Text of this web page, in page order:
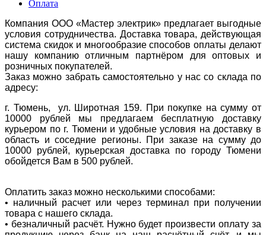
Оплата
Компания ООО «Мастер электрик» предлагает выгодные
условия сотрудничества. Доставка товара, действующая
система скидок и многообразие способов оплаты делают
нашу компанию отличным партнёром для оптовых и
розничных покупателей.
Заказ можно забрать самостоятельно у нас со склада по
адресу:
г. Тюмень, ул. Широтная 159. При покупке на сумму от
10000 рублей мы предлагаем бесплатную доставку
курьером по г. Тюмени и удобные условия на доставку в
область и соседние регионы. При заказе на сумму до
10000 рублей, курьерская доставка по городу Тюмени
обойдется Вам в 500 рублей.
Оплатить заказ можно несколькими способами:
• наличный расчет или через терминал при получении
товара с нашего склада.
• безналичный расчёт. Нужно будет произвести оплату за